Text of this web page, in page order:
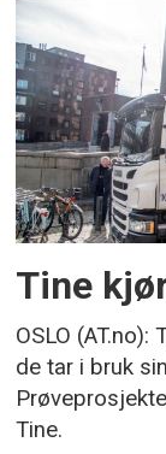
Tine
OSLO
de tar i bruk
Tine.